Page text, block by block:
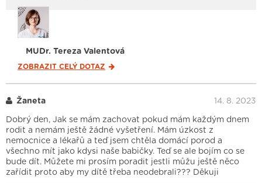
MUDr. Tereza Valentová
ZOBRAZIT CELÝ DOTAZ
Žaneta 14. 8. 2023
Dobrý den, Jak se mám zachovat pokud mám každým dnem
rodit a nemám ještě žádné vyšetření. Mám úzkost z
nemocnice a lékařů a teď jsem chtěla domácí porod a
všechno mít jako kdysi naše babičky. Teď se ale bojím co se
bude dít. Můžete mi prosím poradit jestli můžu ještě něco
zařídit proto aby my dítě třeba neodebrali??? Děkuji